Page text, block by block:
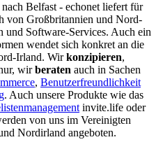
Belfast - echonet liefert für
von Großbritannien und Nord-
und Software-Services. Auch ein
wendet sich konkret an die
Irland. Wirkonzipieren,
wirberaten auch in Sachen
, Benutzerfreundlichkeit
. Auch unsere Produkte wie das
invite.life oder
von uns im Vereinigten
Nordirland angeboten.